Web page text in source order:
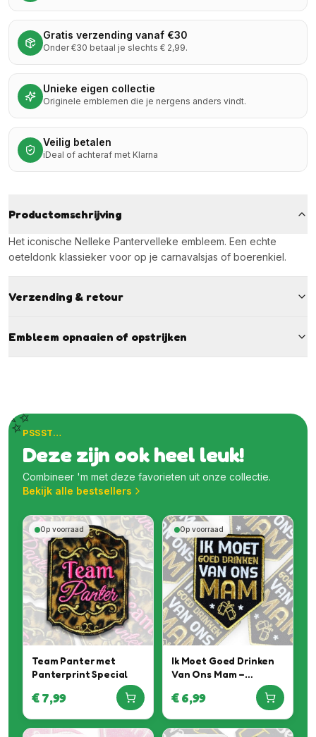
Gratis verzending vanaf €30
Onder €30 betaal je slechts € 2,99.
Unieke eigen collectie
Originele emblemen die je nergens anders vindt.
Veilig betalen
iDeal of achteraf met Klarna
Productomschrijving
Het iconische Nelleke Pantervelleke embleem. Een echte
oeteldonk klassieker voor op je carnavalsjas of boerenkiel.
Verzending & retour
Embleem opnaaien of opstrijken
PSSST…
Deze zijn ook heel leuk!
Combineer 'm met deze favorieten uit onze collectie.
Bekijk alle bestsellers
Op voorraad
Team Panter met
Panterprint Special
€7,99
Op voorraad
Ik Moet Goed Drinken
Van Ons Mam –
€6,99